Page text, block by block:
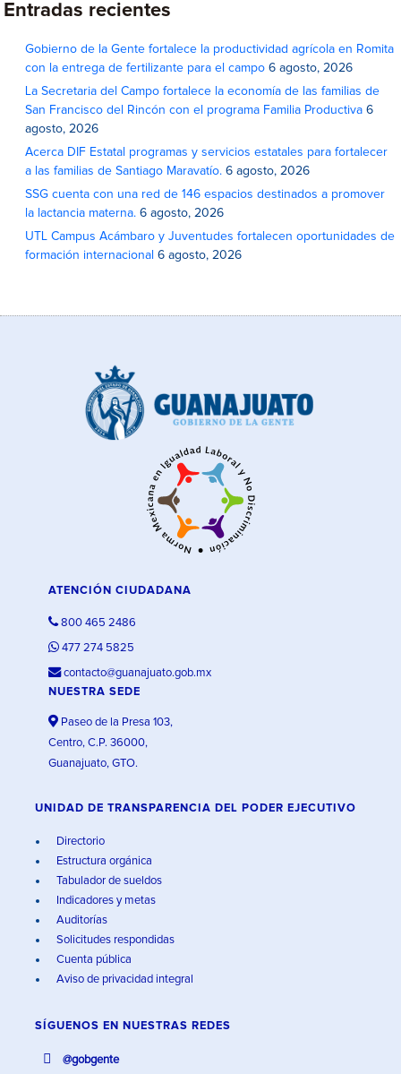
Entradas recientes
Gobierno de la Gente fortalece la productividad agrícola en Romita
con la entrega de fertilizante para el campo 6 agosto, 2026
La Secretaria del Campo fortalece la economía de las familias de
San Francisco del Rincón con el programa Familia Productiva 6
agosto, 2026
Acerca DIF Estatal programas y servicios estatales para fortalecer
a las familias de Santiago Maravatío. 6 agosto, 2026
SSG cuenta con una red de 146 espacios destinados a promover
la lactancia materna. 6 agosto, 2026
UTL Campus Acámbaro y Juventudes fortalecen oportunidades de
formación internacional 6 agosto, 2026
ATENCIÓN CIUDADANA
800 465 2486
477 274 5825
contacto@guanajuato.gob.mx
NUESTRA SEDE
Paseo de la Presa 103,
Centro, C.P. 36000,
Guanajuato, GTO.
UNIDAD DE TRANSPARENCIA DEL PODER EJECUTIVO
Directorio
Estructura orgánica
Tabulador de sueldos
Indicadores y metas
Auditorías
Solicitudes respondidas
Cuenta pública
Aviso de privacidad integral
SÍGUENOS EN NUESTRAS REDES
@gobgente